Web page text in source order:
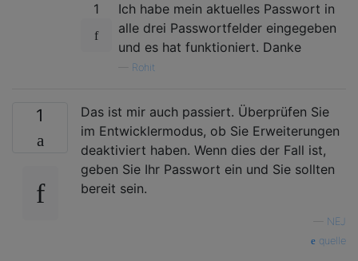
1
Ich habe mein aktuelles Passwort in
alle drei Passwortfelder eingegeben
und es hat funktioniert. Danke
Rohit
1
Das ist mir auch passiert. Überprüfen Sie
im Entwicklermodus, ob Sie Erweiterungen
deaktiviert haben. Wenn dies der Fall ist,
geben Sie Ihr Passwort ein und Sie sollten
bereit sein.
NEJ
quelle